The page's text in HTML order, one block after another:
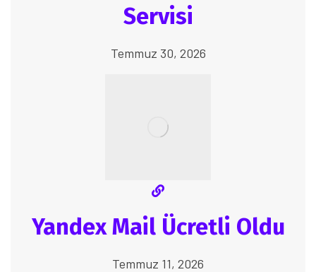
Servisi
Temmuz 30, 2026
Yandex Mail Ücretli Oldu
Temmuz 11, 2026